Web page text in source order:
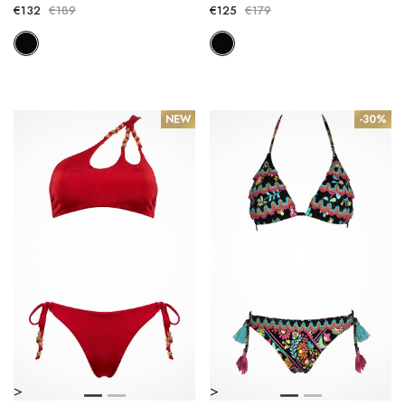
€132 €189 €125 €179
NEW
>
-30%
>